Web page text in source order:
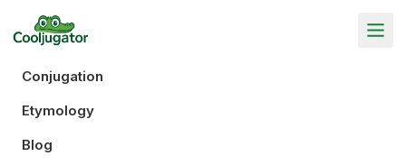
Conjugation
Etymology
Blog